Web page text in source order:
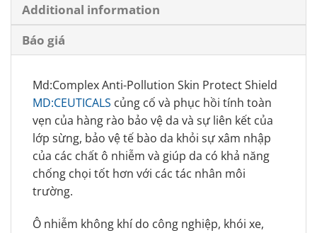
Additional information
Báo giá
Md:Complex Anti-Pollution Skin Protect Shield
MD:CEUTICALS củng cố và phục hồi tính toàn
vẹn của hàng rào bảo vệ da và sự liên kết của
lớp sừng, bảo vệ tế bào da khỏi sự xâm nhập
của các chất ô nhiễm và giúp da có khả năng
chống chọi tốt hơn với các tác nhân môi
trường.
Ô nhiễm không khí do công nghiệp, khói xe,